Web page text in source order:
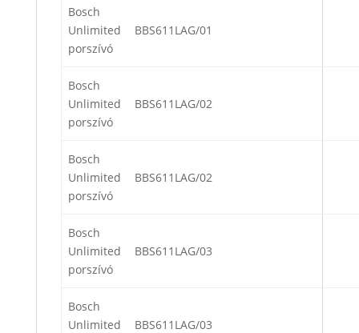
Bosch
Unlimited
porszívó
BBS611LAG/01
Bosch
Unlimited
porszívó
BBS611LAG/02
Bosch
Unlimited
porszívó
BBS611LAG/02
Bosch
Unlimited
porszívó
BBS611LAG/03
Bosch
Unlimited
BBS611LAG/03